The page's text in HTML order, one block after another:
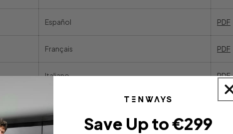
Español PDF
Français PDF
Italiano PDF
PDF
Save Up to €299